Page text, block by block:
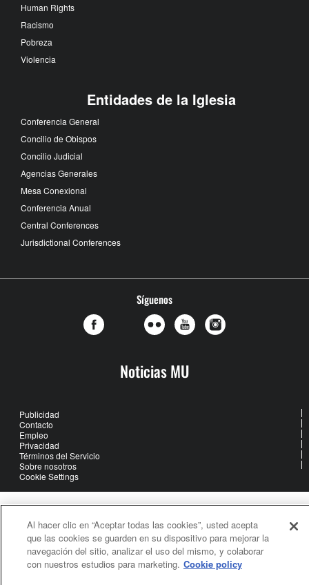
Human Rights
Racismo
Pobreza
Violencia
Entidades de la Iglesia
Conferencia General
Concilio de Obispos
Concilio Judicial
Agencias Generales
Mesa Conexional
Conferencia Anual
Central Conferences
Jurisdictional Conferences
Síguenos
Noticias MU
Publicidad
Contacto
Empleo
Privacidad
Términos del Servicio
Sobre nosotros
Cookie Settings
Methodist Church
©2026United Methodist Communications. All Rights Reserved
Al hacer clic en “Aceptar todas las cookies”, usted acepta
que las cookies se guarden en su dispositivo para mejorar la
navegación del sitio, analizar el uso del mismo, y colaborar
con nuestros estudios para marketing. Cookie policy